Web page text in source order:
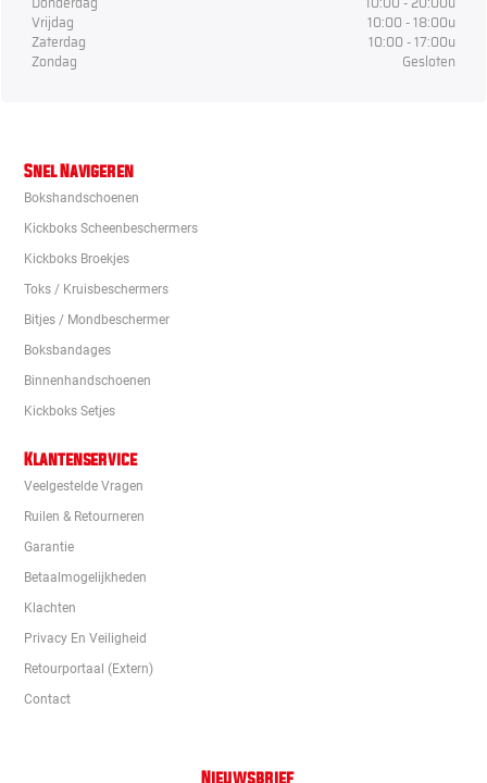
Vrijdag
10:00 - 18:00u
Zaterdag
10:00 - 17:00u
Zondag
Gesloten
Snel Navigeren
Bokshandschoenen
Kickboks Scheenbeschermers
Kickboks Broekjes
Toks / Kruisbeschermers
Bitjes / Mondbeschermer
Boksbandages
Binnenhandschoenen
Kickboks Setjes
Klantenservice
Veelgestelde Vragen
Ruilen & Retourneren
Garantie
Betaalmogelijkheden
Klachten
Privacy En Veiligheid
Retourportaal (extern)
Contact